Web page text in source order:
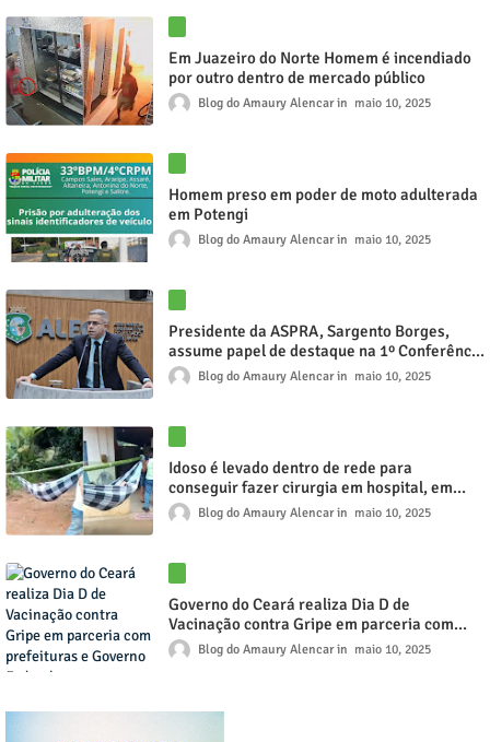
Em Juazeiro do Norte Homem é incendiado
por outro dentro de mercado público
Blog do Amaury Alencar maio 10, 2025
Homem preso em poder de moto adulterada
em Potengi
Blog do Amaury Alencar maio 10, 2025
Presidente da ASPRA, Sargento Borges,
assume papel de destaque na 1º Conferência
da ANERMB Nordeste na Alece e se reúne
com o líder do governo
Blog do Amaury Alencar maio 10, 2025
Idoso é levado dentro de rede para
conseguir fazer cirurgia em hospital, em
MeruocaBlog do Amaury Alencar maio 10, 2025
Governo do Ceará realiza Dia D de
Vacinação contra Gripe em parceria com
prefeituras e Governo Federal
Blog do Amaury Alencar maio 10, 2025